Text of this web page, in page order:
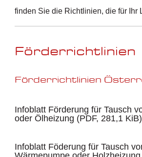
finden Sie die Richtlinien, die für Ihr
Förderrichtlinien
Förderrichtlinien
Infoblatt Förderung für Tausch
oder Ölheizung (PDF, 281,1 KiB)
Infoblatt Föderung für Tausch